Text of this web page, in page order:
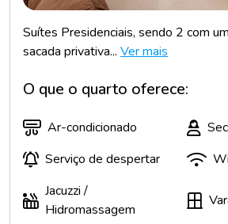
Suítes Presidenciais, sendo 2 com
sacada privativa... Ver mais
O que o quarto oferece:
Ar-condicionado
Serviço de despertar
Jacuzzi /
Hidromassagem